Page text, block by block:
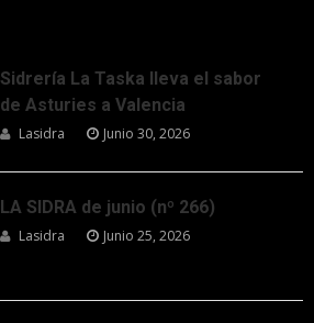
Sidrería La Taska lleva el sabor
de Asturies a Valencia
Lasidra Junio 30, 2026
LA SIDRA de junio (nº 266)
Lasidra Junio 25, 2026